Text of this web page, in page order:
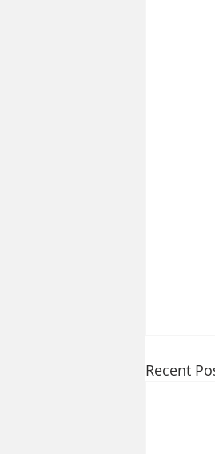
Recent